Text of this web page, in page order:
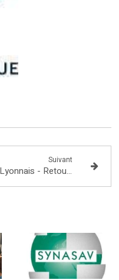
Suivant
#Noeud Ferroviaire Lyonnais - Retour sur ma rencontre des responsables de la mise en place du débat public